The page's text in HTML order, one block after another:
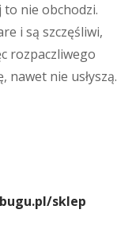
to nie obchodzi.
i są szczęśliwi,
rozpaczliwego
nie usłyszą.
sklep